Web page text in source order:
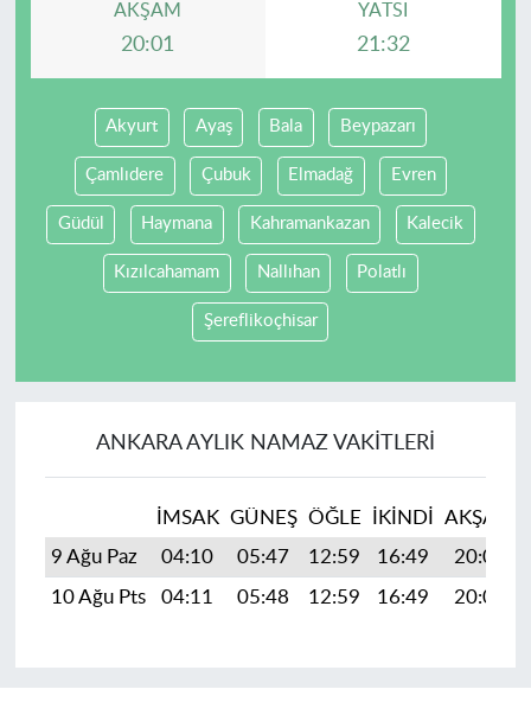
AKŞAM
20:01
YATSI
21:32
Akyurt Ayaş Bala Beypazarı
Çamlıdere Çubuk Elmadağ Evren
Güdül Haymana Kahramankazan Kalecik
Kızılcahamam Nallıhan Polatlı
Şereflikoçhisar
ANKARA AYLIK NAMAZ VAKITLERI
İMSAK GÜNEŞ ÖĞLE İKINDI AKŞAM
9 Ağu Paz
04:10 05:47 12:59 16:49 20:01
10 Ağu Pts
04:11 05:48 12:59 16:49 20:00